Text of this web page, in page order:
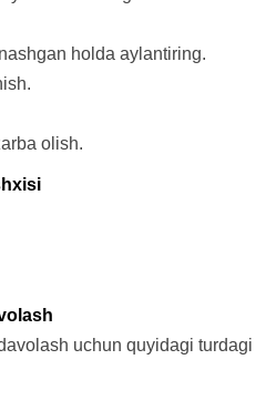
holda aylantiring.
olish.
uchun quyidagi turdagi